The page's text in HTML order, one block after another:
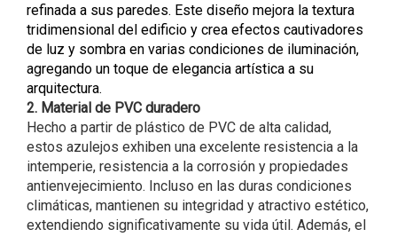
refinada a sus paredes. Este diseño mejora la textura
tridimensional del edificio y crea efectos cautivadores
de luz y sombra en varias condiciones de iluminación,
agregando un toque de elegancia artística a su
arquitectura.
2. Material de PVC duradero
Hecho a partir de plástico de PVC de alta calidad,
estos azulejos exhiben una excelente resistencia a la
intemperie, resistencia a la corrosión y propiedades
antienvejecimiento. Incluso en las duras condiciones
climáticas, mantienen su integridad y atractivo estético,
extendiendo significativamente su vida útil. Además, el